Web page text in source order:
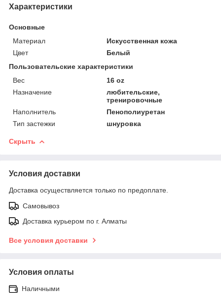
Характеристики
Основные
Материал
Искусственная кожа
Цвет
Белый
Пользовательские характеристики
Вес
16 oz
Назначение
любительские,
тренировочные
Наполнитель
Пенополиуретан
Тип застежки
шнуровка
Скрыть
Условия доставки
Доставка осуществляется только по предоплате.
Самовывоз
Доставка курьером по г. Алматы
Все условия доставки
Условия оплаты
Наличными